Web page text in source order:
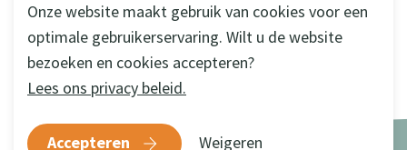
Onze website maakt gebruik van cookies voor een
optimale gebruikerservaring. Wilt u de website
bezoeken en cookies accepteren?
Lees ons privacy beleid.
Accepteren Weigeren
Disclaimer
Privacy
Cookie instellingen
Ontwikkeld doora&m impact